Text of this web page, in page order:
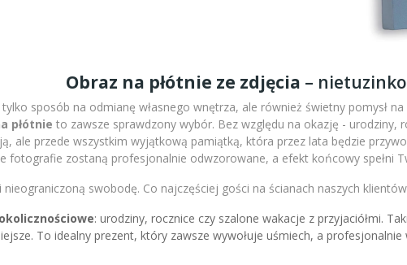
Obraz na płótnie ze zdjęcia –
sposób na odmianę własnego wnętrza, ale również świetny pomysł
płótnie to zawsze sprawdzony wybór. Bez względu na okazję - urodziny,
ale przede wszystkim wyjątkową pamiątką, która przez lata będzie
fotografie zostaną profesjonalnie odwzorowane, a efekt końcowy spełni
nieograniczoną swobodę. Co najczęściej gości na ścianach naszych
: urodziny, rocznice czy szalone wakacje z przyjaciółmi.
To idealny prezent, który zawsze wywołuje uśmiech, a profesjonalnie